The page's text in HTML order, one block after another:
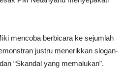
mencoba berbicara ke sejumlah
justru menerikkan slogan-
“Skandal yang memalukan”.